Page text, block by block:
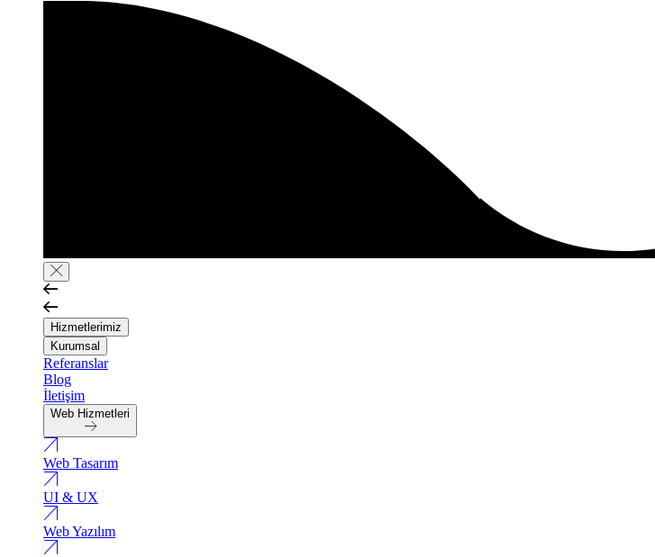
Hizmetlerimiz
Kurumsal
Referanslar
Blog
İletişim
Web Hizmetleri
Web Tasarım
UI & UX
Web Yazılım